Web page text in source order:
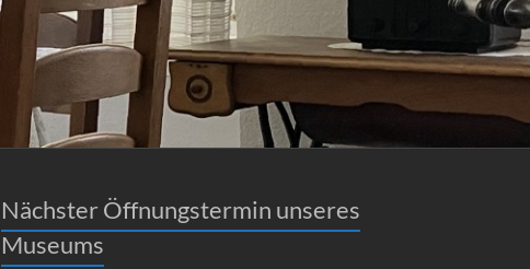
Nächster Öffnungstermin unseres
Museums